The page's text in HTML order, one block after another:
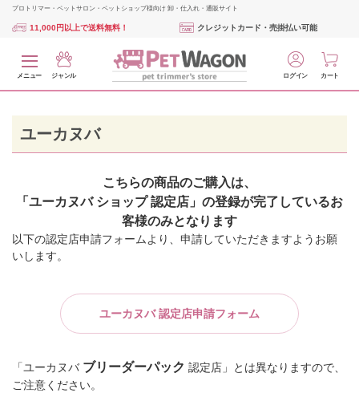
プロトリマー・ペットサロン・ペットショップ様向け 卸・仕入れ・通販サイト
11,000円以上で送料無料！ クレジットカード・売掛払い可能
メニュー ジャンル ログイン カート
ユーカヌバ
こちらの商品のご購入は、
「ユーカヌバ ショップ 認定店」の登録が完了しているお
客様のみとなります
以下の認定店申請フォームより、申請していただきますようお願
いします。
ユーカヌバ 認定店申請フォーム
「ユーカヌバ ブリーダーパック 認定店」とは異なりますので、
ご注意ください。